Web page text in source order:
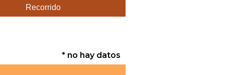
Recorrido
* no hay datos